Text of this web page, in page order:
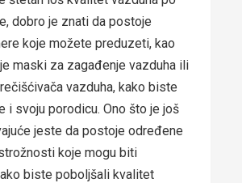
dobro je znati da postoje
koje možete preduzeti, kao
maski za zagađenje vazduha ili
vazduha, kako biste
i svoju porodicu. Ono što je još
jeste da postoje određene
koje mogu biti
biste poboljšali kvalitet